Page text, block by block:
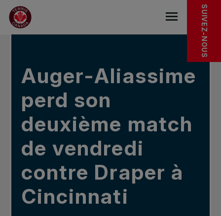
Sauter au menu principal
Sauter au contenu principal
Sauter au pied de page
DANS LES NOUVELLES SUIVEZ-NOUS
Auger-Aliassime
perd son
deuxième match
de vendredi
contre Draper à
Cincinnati